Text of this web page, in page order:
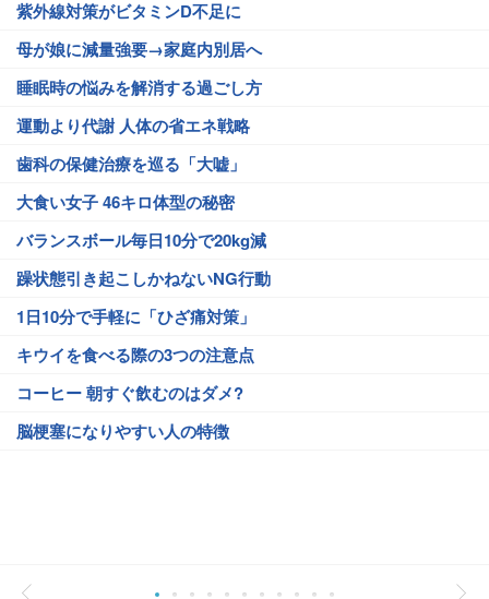
紫外線対策がビタミンD不足に
母が娘に減量強要→家庭内別居へ
睡眠時の悩みを解消する過ごし方
運動より代謝 人体の省エネ戦略
歯科の保健治療を巡る「大嘘」
大食い女子 46キロ体型の秘密
バランスボール毎日10分で20kg減
躁状態引き起こしかねないNG行動
1日10分で手軽に「ひざ痛対策」
キウイを食べる際の3つの注意点
コーヒー 朝すぐ飲むのはダメ?
脳梗塞になりやすい人の特徴